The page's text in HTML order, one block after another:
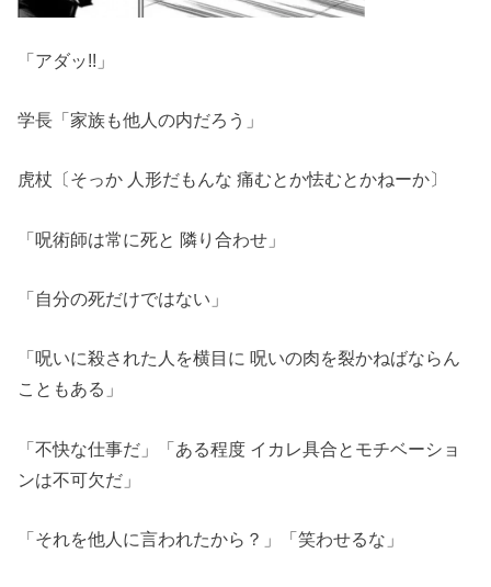
「アダッ!!」
学長「家族も他人の内だろう」
虎杖〔そっか 人形だもんな 痛むとか怯むとかねーか〕
「呪術師は常に死と 隣り合わせ」
「自分の死だけではない」
「呪いに殺された人を横目に 呪いの肉を裂かねばならん
こともある」
「不快な仕事だ」「ある程度 イカレ具合とモチベーショ
ンは不可欠だ」
「それを他人に言われたから？」「笑わせるな」